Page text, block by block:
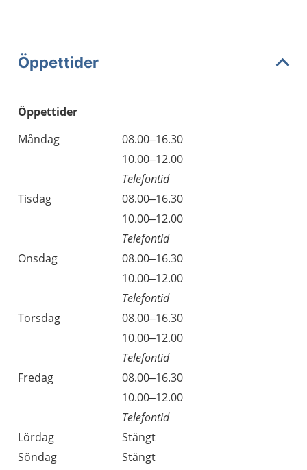
Öppettider
Öppettider
Dag
Öppettider
Kommentarer
Måndag
08.00–16.30
10.00–12.00
Telefontid
Tisdag
08.00–16.30
10.00–12.00
Telefontid
Onsdag
08.00–16.30
10.00–12.00
Telefontid
Torsdag
08.00–16.30
10.00–12.00
Telefontid
Fredag
08.00–16.30
10.00–12.00
Telefontid
Lördag
Stängt
Söndag
Stängt